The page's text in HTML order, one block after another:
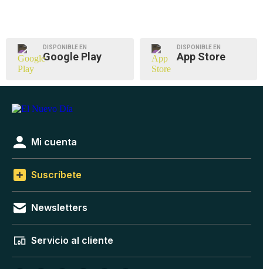
DISPONIBLE EN
Google Play
DISPONIBLE EN
App Store
Mi cuenta
Suscríbete
Newsletters
Servicio al cliente